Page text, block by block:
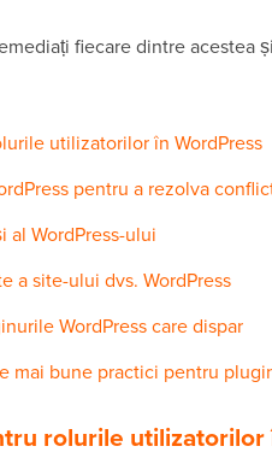
fiecare dintre acestea
utilizatorilor în WordPress
pentru a rezolva
WordPress-ului
a site-ului dvs. WordPress
WordPress care dispar
mai bune practici pentru
rolurile utilizatorilor